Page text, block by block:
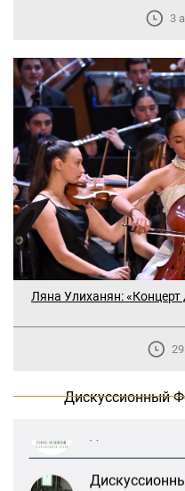
3
Ляна Улиханян:
Дискуссионный
В Москве
«Лорис
вышел в